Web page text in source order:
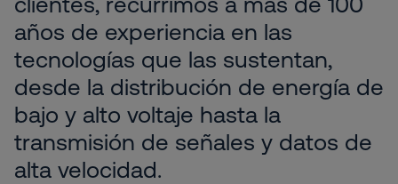
años de experiencia en las
tecnologías que las sustentan,
desde la distribución de energía de
bajo y alto voltaje hasta la
transmisión de señales y datos de
alta velocidad.